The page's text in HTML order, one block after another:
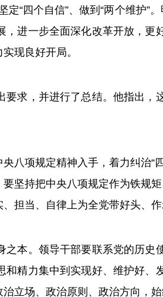
“四个自信”、做到“两个维护
进一步全面深化改革开放，
现良好开局。
，并进行了总结。他指出，
项规定精神入手，着力纠治“
坚持把中央八项规定作为铁规
担当、自律上为全党带好头、作
。领导干部要联系党的历史
精力集中到实现好、维护好
立场、政治原则、政治方向，始